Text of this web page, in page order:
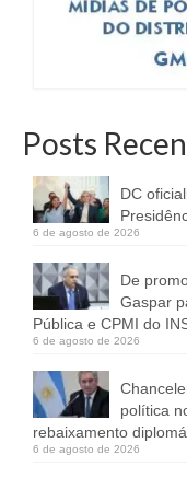
Posts
DC
6 de agosto de 2026
De
Gaspar
Pública e CPMI do
6 de agosto de 2026
política
rebaixamento
6 de agosto de 2026